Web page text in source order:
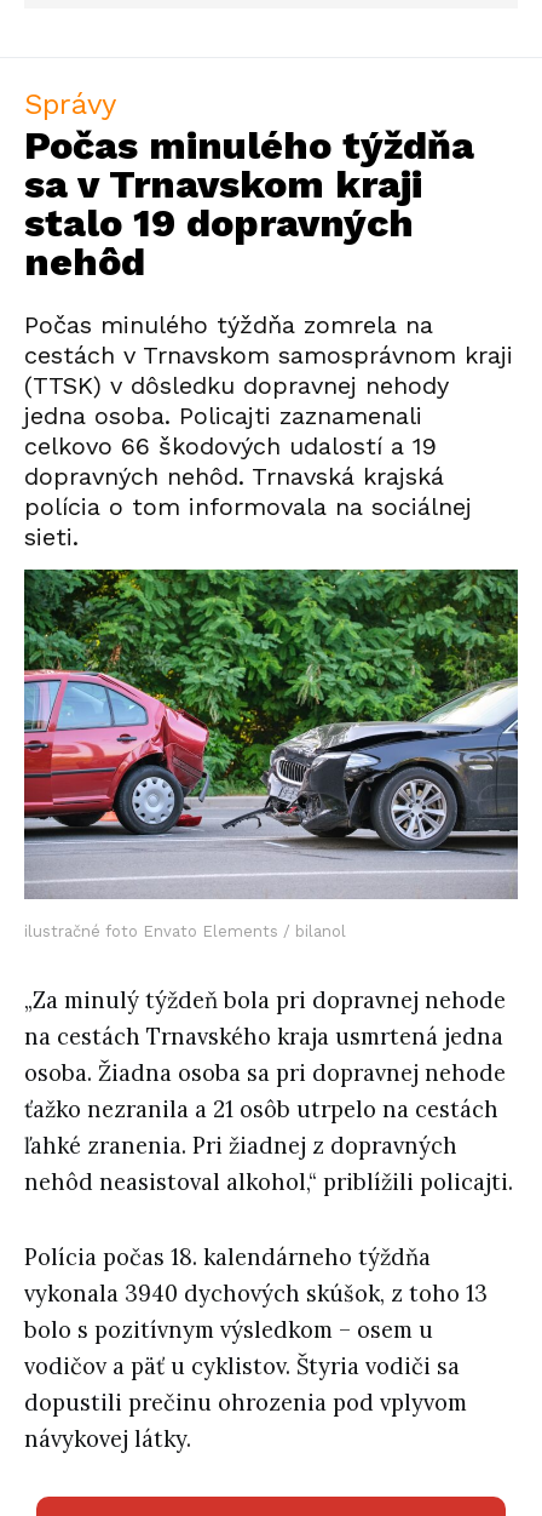
Správy
Počas minulého týždňa
sa v Trnavskom kraji
stalo 19 dopravných
nehôd
Počas minulého týždňa zomrela na
cestách v Trnavskom samosprávnom kraji
(TTSK) v dôsledku dopravnej nehody
jedna osoba. Policajti zaznamenali
celkovo 66 škodových udalostí a 19
dopravných nehôd. Trnavská krajská
polícia o tom informovala na sociálnej
sieti.
ilustračné foto Envato Elements / bilanol
„Za minulý týždeň bola pri dopravnej nehode
na cestách Trnavského kraja usmrtená jedna
osoba. Žiadna osoba sa pri dopravnej nehode
ťažko nezranila a 21 osôb utrpelo na cestách
ľahké zranenia. Pri žiadnej z dopravných
nehôd neasistoval alkohol,“ priblížili policajti.
Polícia počas 18. kalendárneho týždňa
vykonala 3940 dychových skúšok, z toho 13
bolo s pozitívnym výsledkom – osem u
vodičov a päť u cyklistov. Štyria vodiči sa
dopustili prečinu ohrozenia pod vplyvom
návykovej látky.